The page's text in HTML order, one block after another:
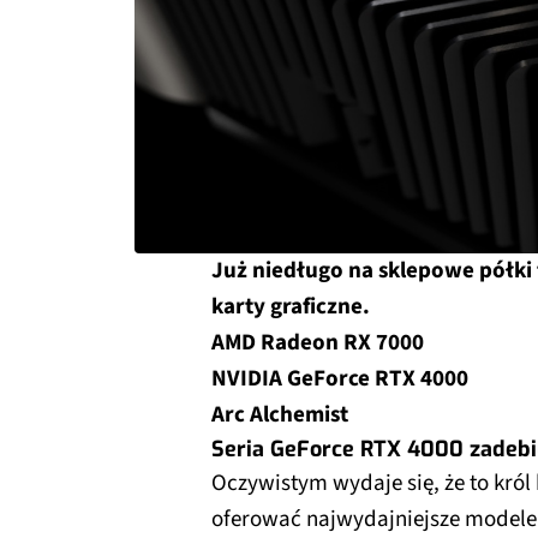
Już niedługo na sklepowe
karty graficzne.
AMD Radeon RX 7000
NVIDIA GeForce RTX 4000
Arc Alchemist
Seria GeForce RTX 4000
Oczywistym wydaje się, że to
oferować najwydajniejsze